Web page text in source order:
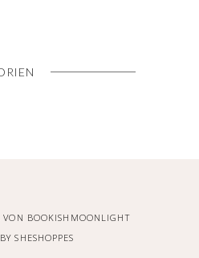
VON BOOKISHMOONLIGHT
SHESHOPPES